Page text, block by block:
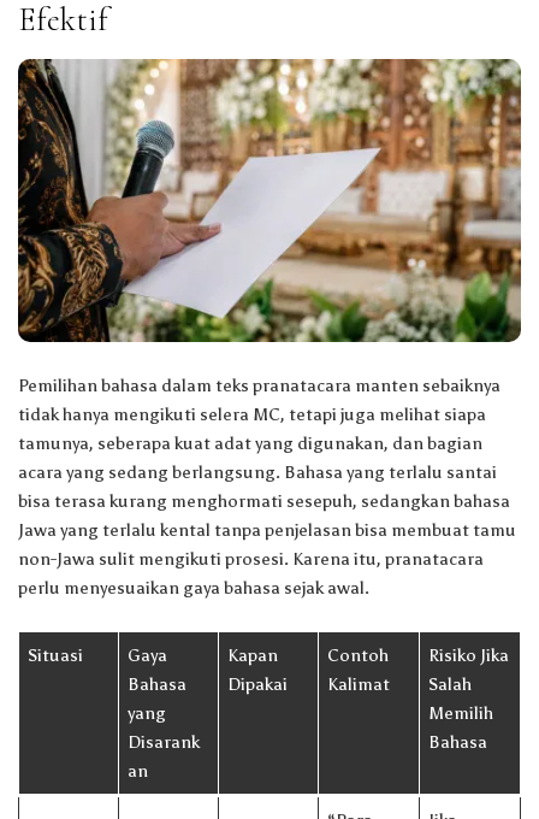
Efektif
Pemilihan bahasa dalam teks pranatacara manten sebaiknya
tidak hanya mengikuti selera MC, tetapi juga melihat siapa
tamunya, seberapa kuat adat yang digunakan, dan bagian
acara yang sedang berlangsung. Bahasa yang terlalu santai
bisa terasa kurang menghormati sesepuh, sedangkan bahasa
Jawa yang terlalu kental tanpa penjelasan bisa membuat tamu
non-Jawa sulit mengikuti prosesi. Karena itu, pranatacara
perlu menyesuaikan gaya bahasa sejak awal.
Situasi
Gaya
Bahasa
yang
Disarank
an
Kapan
Dipakai
Contoh
Kalimat
Risiko Jika
Salah
Memilih
Bahasa